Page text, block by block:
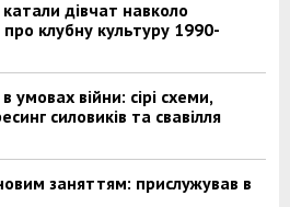
катали дівчат навколо
клубну культуру 1990-
умовах війни: сірі схеми,
силовиків та свавілля
заняттям: прислужував в